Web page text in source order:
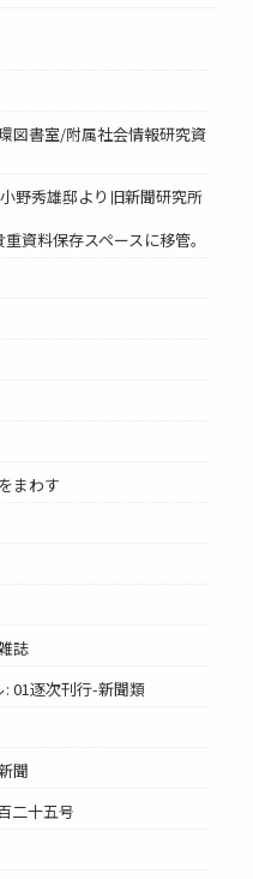
図書室/附属社会情報研究資
野秀雄邸より旧新聞研究所
資料保存スペースに移管。
まわす
誌
01逐次刊行-新聞類
聞
二十五号